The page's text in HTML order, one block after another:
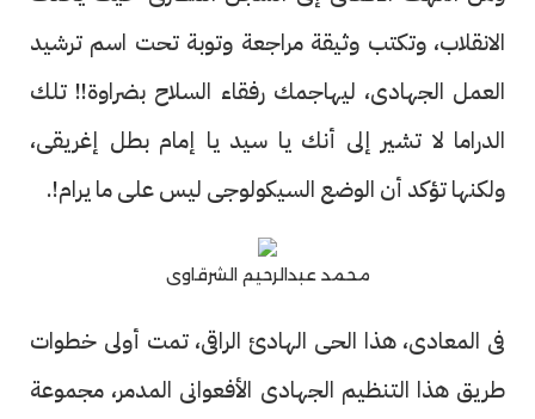
الانقلاب، وتكتب وثيقة مراجعة وتوبة تحت اسم ترشيد
العمل الجهادى، ليهاجمك رفقاء السلاح بضراوة!! تلك
الدراما لا تشير إلى أنك يا سيد يا إمام بطل إغريقى،
ولكنها تؤكد أن الوضع السيكولوجى ليس على ما يرام!.
محمد عبدالرحيم الشرقاوى
فى المعادى، هذا الحى الهادئ الراقى، تمت أولى خطوات
طريق هذا التنظيم الجهادى الأفعوانى المدمر، مجموعة